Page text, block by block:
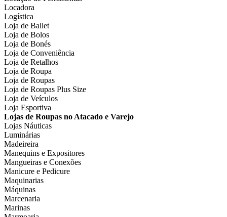
Locadora
Logística
Loja de Ballet
Loja de Bolos
Loja de Bonés
Loja de Conveniência
Loja de Retalhos
Loja de Roupa
Loja de Roupas
Loja de Roupas Plus Size
Loja de Veículos
Loja Esportiva
Lojas de Roupas no Atacado e Varejo
Lojas Náuticas
Luminárias
Madeireira
Manequins e Expositores
Mangueiras e Conexões
Manicure e Pedicure
Maquinarias
Máquinas
Marcenaria
Marinas